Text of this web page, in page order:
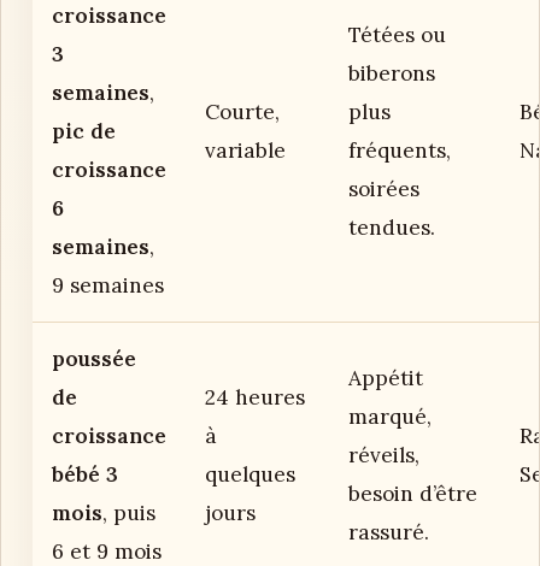
croissance
3
semaines,
pic de
croissance
6
semaines,
9 semaines
Courte,
variable
Tétées ou
biberons
plus
fréquents,
soirées
tendues.
poussée
de
croissance
bébé 3
mois, puis
6 et 9 mois
24 heures
à
quelques
jours
Appétit
marqué,
réveils,
besoin d’être
rassuré.